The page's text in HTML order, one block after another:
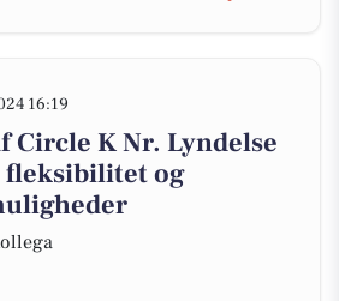
16:19
Circle K Nr. Lyndelse
fleksibilitet og